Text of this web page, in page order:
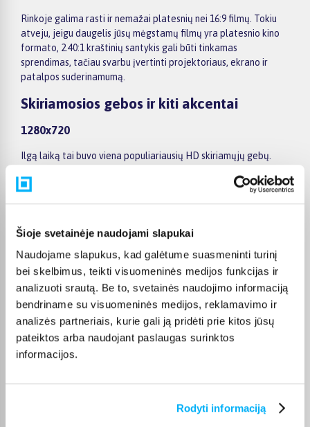
Šioje svetainėje naudojami slapukai
Naudojame slapukus, kad galėtume suasmeninti turinį
bei skelbimus, teikti visuomeninės medijos funkcijas ir
analizuoti srautą. Be to, svetainės naudojimo informaciją
bendriname su visuomeninės medijos, reklamavimo ir
analizės partneriais, kurie gali ją pridėti prie kitos jūsų
pateiktos arba naudojant paslaugas surinktos
informacijos.
Rodyti informaciją
Rinkoje galima rasti ir nemažai platesnių nei 16:9 filmų. Tokiu
atveju, jeigu daugelis jūsų mėgstamų filmų yra platesnio kino
formato, 2.40:1 kraštinių santykis gali būti tinkamas
sprendimas, tačiau svarbu įvertinti projektoriaus, ekrano ir
patalpos suderinamumą.
Skiriamosios gebos ir kiti akcentai
1280x720
Ilgą laiką tai buvo viena populiariausių HD skiriamųjų gebų.
tačiau šiandien namų kinui dažniau renkamasi aukštesnės
1280x800
Tokia skiriamoji geba yra hibridinė – ji gali atvaizduoti 720p
aukštos raiškos vaizdą, taip pat XGA ir WXGA tipo kompiuterių
vaizdą. Jeigu stebite tokį turinį, kuris apima ne tik vaizdą, bet ir
kompiuterio duomenis arba tiesiog naršote internete, šis
formatas gali būti tinkamas.
1920x1080
Tai Full HD skiriamoji geba, dažnai pasirenkama filmams,